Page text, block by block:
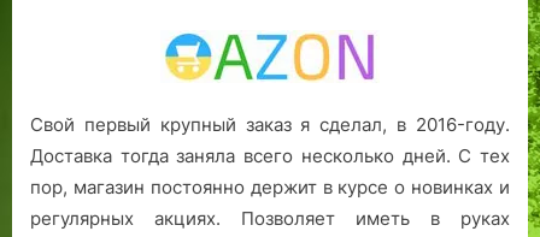
Свой первый крупный заказ я сделал, в 2016-году.
Доставка тогда заняла всего несколько дней. С тех
пор, магазин постоянно держит в курсе о новинках и
регулярных акциях. Позволяет иметь в руках